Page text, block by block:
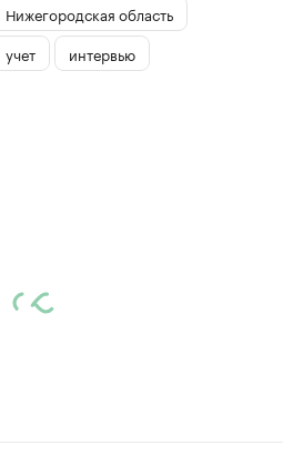
Нижегородская область
учет интервью